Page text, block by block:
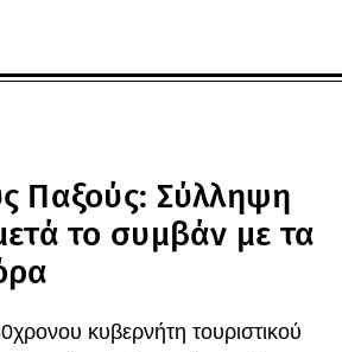
Παξούς: Σύλληψη
το συμβάν με τα
κυβερνήτη τουριστικού